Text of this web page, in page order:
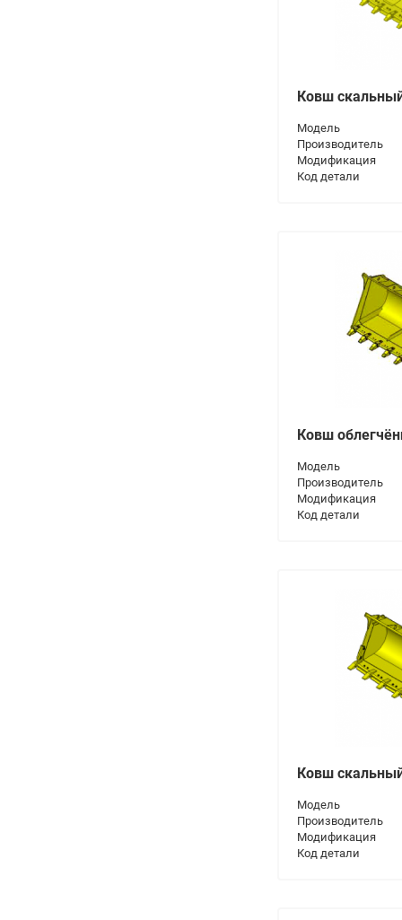
Ковш
Модель
Производитель
Модификация
Код детали
Ковш
Модель
Производитель
Модификация
Код детали
Ковш
Модель
Производитель
Модификация
Код детали